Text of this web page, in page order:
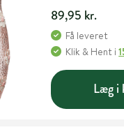
89,95 kr.
Få leveret
Klik & Hent i
Læg i